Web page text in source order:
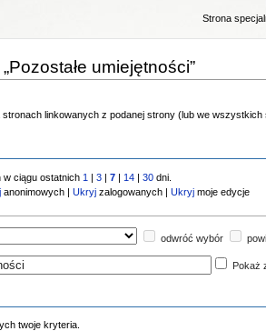
Strona
umiejętności”
linkowanych z podanej strony (lub we
w ciągu ostatnich 1 3 7 14 30 dni.
anonimowych | Ukryj zalogowanych | Ukryj moje edycje
odwróć wybór
Pokaż
twoje kryteria.